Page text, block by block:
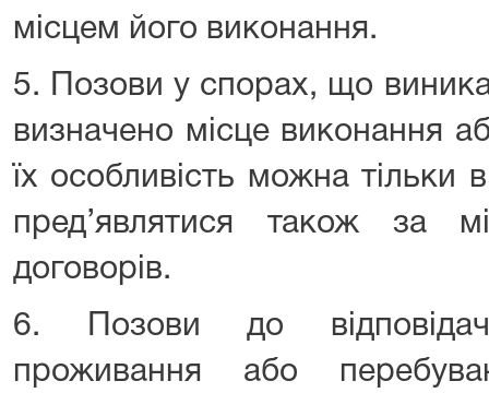
місцем його виконання.
5. Позови у спорах, що
визначено місце виконання
їх особливість можна тільки
пред’являтися також за
договорів.
6. Позови до
проживання або